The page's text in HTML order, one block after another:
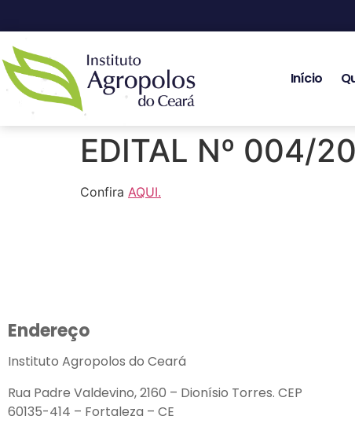
Início
EDITAL Nº 004/
Confira AQUI.
Endereço
Instituto Agropolos do Ceará
Rua Padre Valdevino, 2160 – Dionísio Torres. CEP
60135-414 – Fortaleza – CE